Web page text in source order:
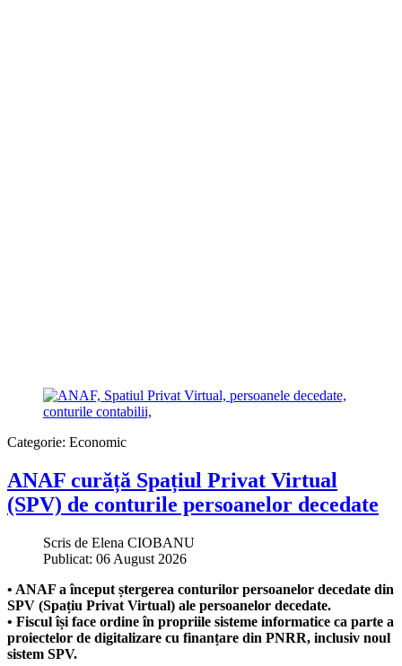
Categorie: Economic
ANAF curăță Spațiul Privat Virtual
(SPV) de conturile persoanelor decedate
Scris de Elena CIOBANU
Publicat: 06 August 2026
• ANAF a început ștergerea conturilor persoanelor decedate din
SPV (Spațiu Privat Virtual) ale persoanelor decedate.
• Fiscul își face ordine în propriile sisteme informatice ca parte a
proiectelor de digitalizare cu finanțare din PNRR, inclusiv noul
sistem SPV.